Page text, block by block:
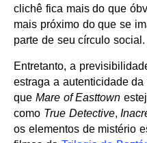
clichê fica mais do que
mais próximo do que se
parte de seu círculo social.
Entretanto, a
estraga a autenticidade
que Mare of Easttown
como True Detective,
os elementos de mistério